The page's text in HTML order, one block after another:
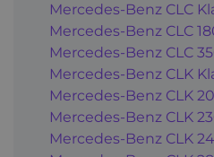
Mercedes-Benz CLC
Mercedes-Benz CLC
Mercedes-Benz CLC
Mercedes-Benz CLK
Mercedes-Benz CLK
Mercedes-Benz CLK
Mercedes-Benz CLK